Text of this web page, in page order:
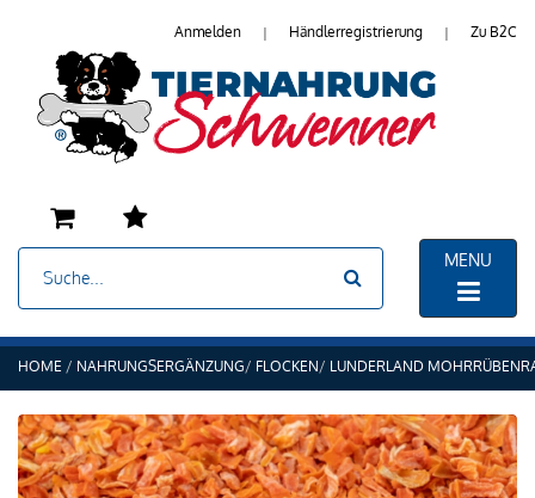
Anmelden | Händlerregistrierung | Zu B2C
MENU
HOME NAHRUNGSERGÄNZUNG FLOCKEN LUNDERLAND